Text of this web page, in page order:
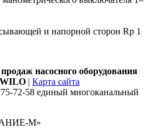
и напорной сторон Rp 1
насосного оборудования
WILO | Карта сайта
72-58 единый многоканальный
М»